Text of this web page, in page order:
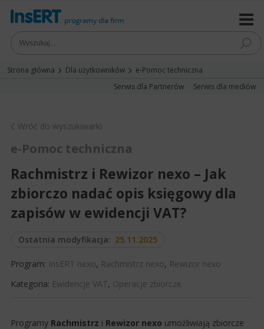
Strona główna Dla użytkowników
e-Pomoc techniczna
Serwis dla Partnerów
Serwis dla mediów
Wróć do wyszukiwarki
e-Pomoc techniczna
Rachmistrz i Rewizor nexo – Jak
zbiorczo nadać opis księgowy dla
zapisów w ewidencji VAT?
Ostatnia modyfikacja: 25.11.2025
Program: InsERT nexo, Rachmistrz nexo, Rewizor nexo
Kategoria: Ewidencje VAT, Operacje zbiorcze
​Programy Rachmistrz i Rewizor nexo umożliwiają zbiorcze